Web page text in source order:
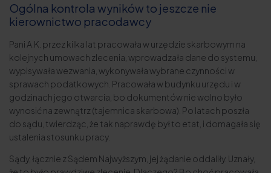
Ogólna kontrola wyników to jeszcze nie
kierownictwo pracodawcy
Pani A.K. przez kilka lat pracowała w urzędzie skarbowym na
kolejnych umowach zlecenia, wprowadzała dane do systemu,
wypisywała wezwania, wykonywała wybrane czynności w
sprawach podatkowych. Pracowała w budynku urzędu i w
godzinach jego otwarcia, bo dokumentów nie wolno było
wynosić na zewnątrz (tajemnica skarbowa). Po latach poszła
do sądu, twierdząc, że tak naprawdę był to etat, i domagała się
ustalenia stosunku pracy.
Sądy, łącznie z Sądem Najwyższym, jej żądanie oddaliły. Uznały,